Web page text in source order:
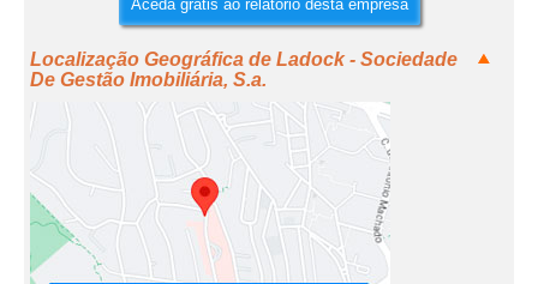
Aceda grátis ao relatório desta empresa
Localização Geográfica de Ladock - Sociedade
De Gestão Imobiliária, S.a.